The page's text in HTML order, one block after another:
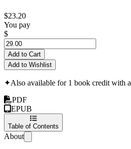
$23.20
You pay
$
Add to Cart
Add to Wishlist
✦Also available for 1 book credit with a
PDF
EPUB
Table of Contents
About